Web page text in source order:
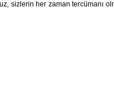
sizlerin her zaman tercümanı